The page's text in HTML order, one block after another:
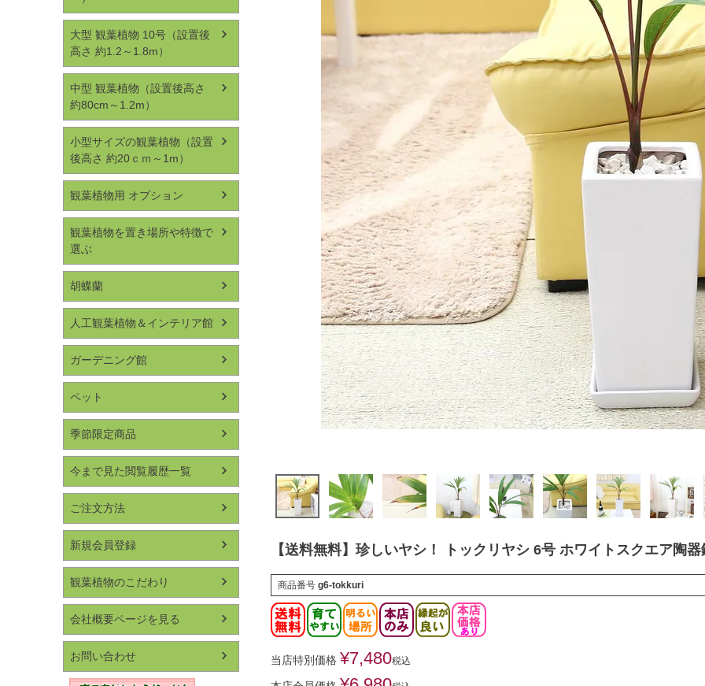
大型 観葉植物 10号（設置後
高さ 約1.2～1.8m）
中型 観葉植物（設置後高さ
約80cm～1.2m）
小型サイズの観葉植物（設置
後高さ 約20ｃｍ～1m）
観葉植物用 オプション
観葉植物を置き場所や特徴で
選ぶ
胡蝶蘭
人工観葉植物＆インテリア館
ガーデニング館
ペット
季節限定商品
今まで見た閲覧履歴一覧
ご注文方法
新規会員登録
観葉植物のこだわり
会社概要ページを見る
お問い合わせ
【送料無料】珍しいヤシ！ トックリヤシ 6号 ホワイトスクエア陶器
商品番号 g6-tokkuri
当店特別価格 ¥7,480税込